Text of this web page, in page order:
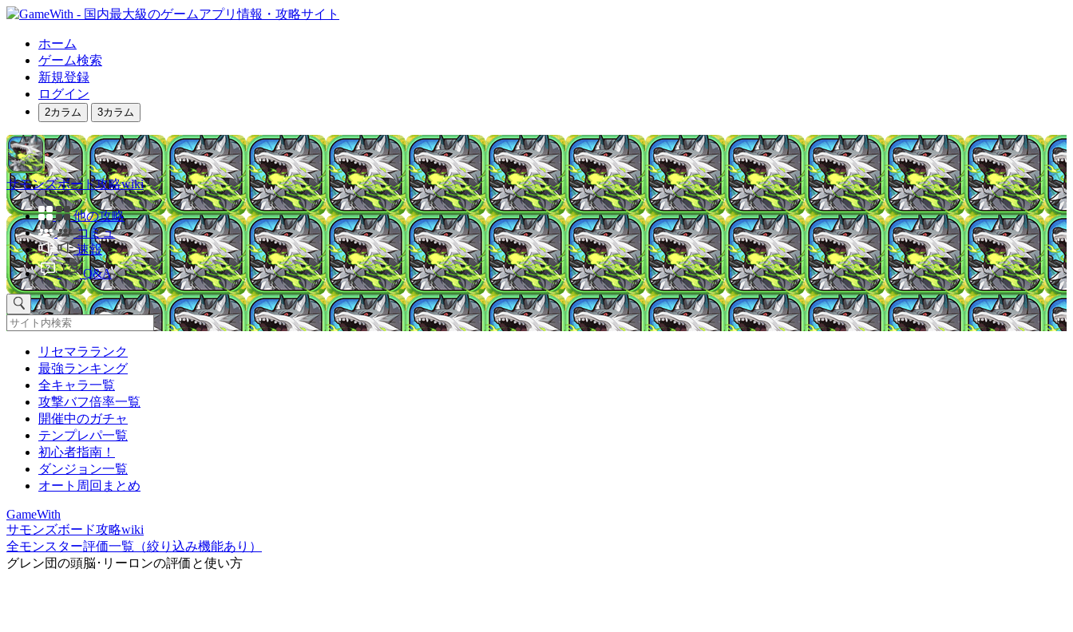
ホーム
ゲーム検索
新規登録
ログイン
2カラム 3カラム
サモンズボード攻略wiki
他の攻略
コミュ
速報
Q&A
リセマラランク
最強ランキング
全キャラ一覧
攻撃バフ倍率一覧
開催中のガチャ
テンプレパ一覧
初心者指南！
ダンジョン一覧
オート周回まとめ
GameWith
サモンズボード攻略wiki
全モンスター評価一覧（絞り込み機能あり）
グレン団の頭脳･リーロンの評価と使い方